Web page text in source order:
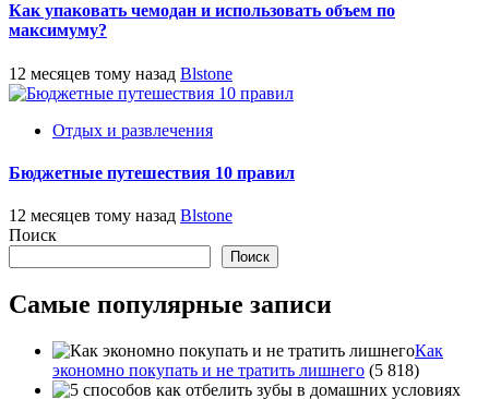
Как упаковать чемодан и использовать объем по
максимуму?
12 месяцев тому назад Blstone
Отдых и развлечения
Бюджетные путешествия 10 правил
12 месяцев тому назад Blstone
Поиск
Поиск
Самые популярные записи
Как
экономно покупать и не тратить лишнего (5 818)